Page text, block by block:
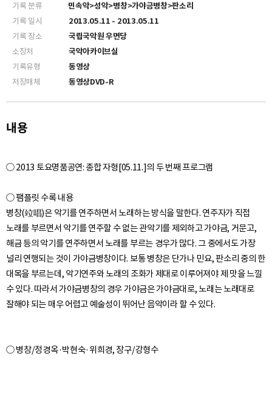
기록 분류
민속악>성악>병창>가야금병창>판소리
기록 일시
2013.05.11 - 2013.05.11
기록 장소
국립국악원 우면당
소장처
국악아카이브실
기록유형
동영상
저장매체
동영상DVD-R
내용
○ 2013 토요명품공연: 종합 자형[05.11.]의 두 번째 프로그램
○ 팸플릿 수록 내용
병창(竝唱)은 악기를 연주하면서 노래하는 방식을 말한다. 연주자가 직접
노래를 부르면서 악기를 연주할 수 없는 관악기를 제외하고 가야금, 거문고,
해금 등의 악기를 연주하면서 노래를 부르는 경우가 많다. 그 중에서도 가장
널리 연행되는 것이 가야금병창이다. 보통 병창은 단가나 민요, 판소리 중의 한
대목을 부르는데, 악기연주와 노래의 조화가 제대로 이루어져야 제 맛을 느낄
수 있다. 따라서 가야금병창의 경우 가야금은 가야금대로, 노래는 노래대로
○ 병창/정경옥·박현숙·위희경, 장구/강형수